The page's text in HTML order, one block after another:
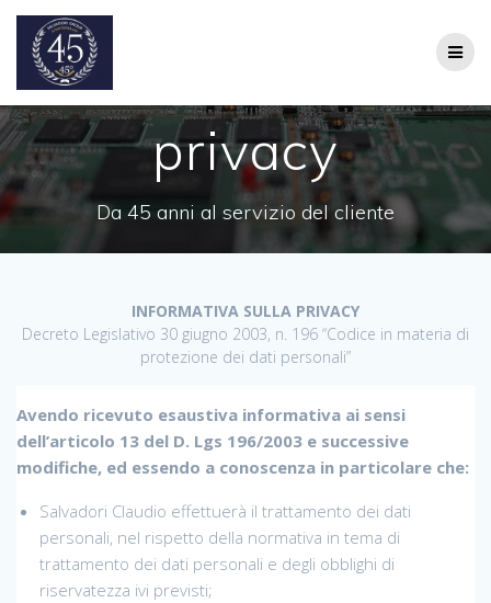
privacy
Da 45 anni al servizio del cliente
INFORMATIVA SULLA PRIVACY
Decreto Legislativo 30 giugno 2003, n. 196 “Codice in materia di
protezione dei dati personali”
Avendo ricevuto esaustiva informativa ai sensi
dell’articolo 13 del D. Lgs 196/2003 e successive
modifiche, ed essendo a conoscenza in particolare che:
Salvadori Claudio effettuerà il trattamento dei dati
personali, nel rispetto della normativa in tema di
trattamento dei dati personali e degli obblighi di
riservatezza ivi previsti;